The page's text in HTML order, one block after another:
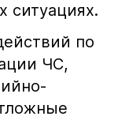
ситуациях.
по
ЧС,